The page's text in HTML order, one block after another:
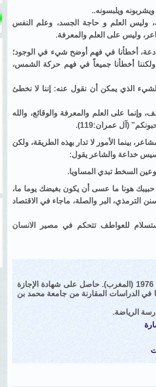
ويلبسونه..
وليس العلم و حاجة الجسد، وعلم النفس
وليس على العلم والمعرفة.
أخطأنا في فهم أوضح شيء في الوجود؛
أخطأنا جميعاً في فهم حركة الشمس،
الذي يمكن أن نقول عنه: إننا لا نخطئ
وإنما على العلم والمعرفة والوقائع، والله
(آل عمران:119).
بينما الأمور لا تدار بهذه الطريقة، ولكن
خداعة والشاعر يقول:
السخط تبدي المساويا.
هونا ما عسى أن يكون بغيضك يوما ما،
البر والصلة، ماجاء في الاقتصاد
للعواطف تتحكم في مصير الانسان
جمال اشطيبة، أستاذ، من مواليد 1976 (المغرب). حاصل على شهادة الإجازة
في الدراسات المقارنة من جامعة محمد بن
الرياضة.